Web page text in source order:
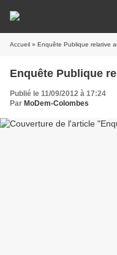
Accueil » Enquête Publique relative
Enquête Publique
Publié le 11/09/2012 à 17:24
Par MoDem-Colombes